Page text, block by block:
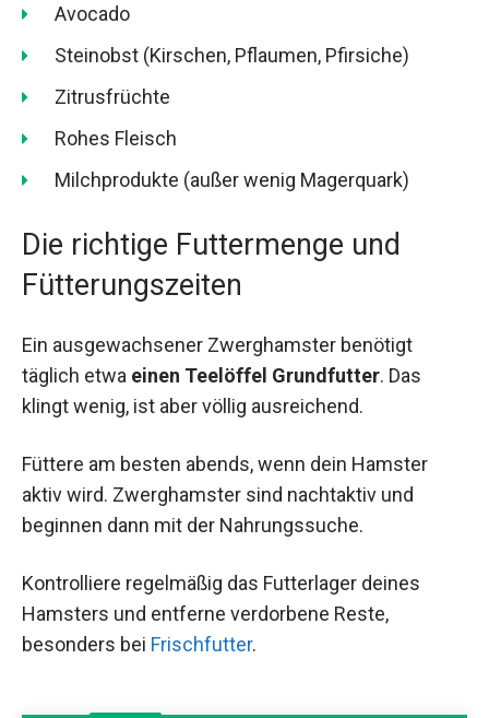
Avocado
Steinobst (Kirschen, Pflaumen, Pfirsiche)
Zitrusfrüchte
Rohes Fleisch
Milchprodukte (außer wenig Magerquark)
Die richtige Futtermenge und
Fütterungszeiten
Ein ausgewachsener Zwerghamster benötigt
täglich etwa einen Teelöffel Grundfutter. Das
klingt wenig, ist aber völlig ausreichend.
Füttere am besten abends, wenn dein Hamster
aktiv wird. Zwerghamster sind nachtaktiv und
beginnen dann mit der Nahrungssuche.
Kontrolliere regelmäßig das Futterlager deines
Hamsters und entferne verdorbene Reste,
besonders bei Frischfutter.